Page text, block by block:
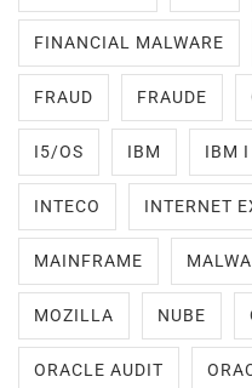
FINANCIAL MALWARE
FRAUD FRAUDE
I5/OS IBM IBM I
INTECO INTERNET
MAINFRAME
MOZILLA NUBE
ORACLE AUDIT